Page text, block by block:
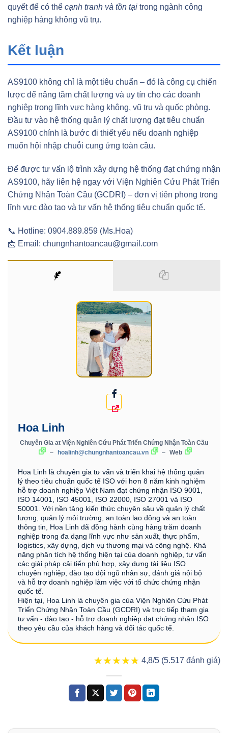
quyết để có thể cạnh tranh và tồn tại trong ngành công
nghiệp hàng không vũ trụ.
Kết luận
AS9100 không chỉ là một tiêu chuẩn – đó là công cụ chiến
lược để nâng tầm chất lượng và uy tín cho các doanh
nghiệp trong lĩnh vực hàng không, vũ trụ và quốc phòng.
Đầu tư vào hệ thống quản lý chất lượng đạt tiêu chuẩn
AS9100 chính là bước đi thiết yếu nếu doanh nghiệp
muốn hội nhập chuỗi cung ứng toàn cầu.
Để được tư vấn lộ trình xây dựng hệ thống đạt chứng nhận
AS9100, hãy liên hệ ngay với Viện Nghiên Cứu Phát Triển
Chứng Nhận Toàn Cầu (GCDRI) – đơn vị tiên phong trong
lĩnh vực đào tạo và tư vấn hệ thống tiêu chuẩn quốc tế.
📞 Hotline: 0904.889.859 (Ms.Hoa)
📩 Email: chungnhantoancau@gmail.com
Hoa Linh
Chuyên Gia at Viện Nghiên Cứu Phát Triển Chứng Nhận Toàn Cầu
– hoalinh@chungnhantoancau.vn – Web
Hoa Linh là chuyên gia tư vấn và triển khai hệ thống quản
lý theo tiêu chuẩn quốc tế ISO với hơn 8 năm kinh nghiệm
hỗ trợ doanh nghiệp Việt Nam đạt chứng nhận ISO 9001,
ISO 14001, ISO 45001, ISO 22000, ISO 27001 và ISO
50001. Với nền tảng kiến thức chuyên sâu về quản lý chất
lượng, quản lý môi trường, an toàn lao động và an toàn
thông tin, Hoa Linh đã đồng hành cùng hàng trăm doanh
nghiệp trong đa dạng lĩnh vực như sản xuất, thực phẩm,
logistics, xây dựng, dịch vụ thương mại và công nghệ. Khả
năng phân tích hệ thống hiện tại của doanh nghiệp, tư vấn
các giải pháp cải tiến phù hợp, xây dựng tài liệu ISO
chuyên nghiệp, đào tạo đội ngũ nhân sự, đánh giá nội bộ
và hỗ trợ doanh nghiệp làm việc với tổ chức chứng nhận
quốc tế.
Hiện tại, Hoa Linh là chuyên gia của Viện Nghiên Cứu Phát
Triển Chứng Nhận Toàn Cầu (GCDRI) và trực tiếp tham gia
tư vấn - đào tạo - hỗ trợ doanh nghiệp đạt chứng nhận ISO
theo yêu cầu của khách hàng và đối tác quốc tế.
★★★★★
★★★★★ 4,8/5 (5.517 đánh giá)